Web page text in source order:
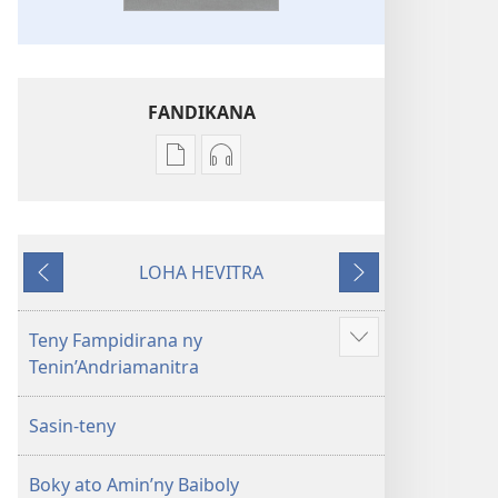
FANDIKANA
Fandikana
Masina
tenin’ny
Tontolo
2021)
Fandikana
Soratra
(Nohavaozina
2021)
Hiverina
LOHA HEVITRA
Manaraka
Teny Fampidirana ny
Tenin’Andriamanitra
Hijery
kokoa
Sasin-teny
Boky ato Amin’ny Baiboly